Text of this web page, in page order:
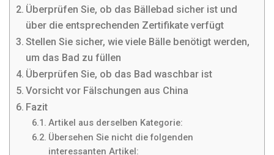
Überprüfen Sie, ob das Bällebad sicher ist und
über die entsprechenden Zertifikate verfügt
Stellen Sie sicher, wie viele Bälle benötigt werden,
um das Bad zu füllen
Überprüfen Sie, ob das Bad waschbar ist
Vorsicht vor Fälschungen aus China
Fazit
Artikel aus derselben Kategorie:
Übersehen Sie nicht die folgenden
interessanten Artikel: